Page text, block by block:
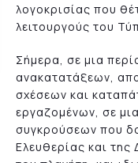
λογοκρισίας που
λειτουργούς του
Σήμερα, σε μια
ανακατατάξεων,
σχέσεων και
εργαζομένων, σε
συγκρούσεων που
Ελευθερίας και της